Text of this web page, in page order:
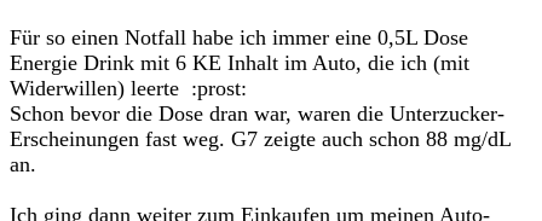
Für so einen Notfall habe ich immer eine 0,5L Dose
Energie Drink mit 6 KE Inhalt im Auto, die ich (mit
Widerwillen) leerte :prost:
Schon bevor die Dose dran war, waren die Unterzucker-
Erscheinungen fast weg. G7 zeigte auch schon 88 mg/dL
an.
Ich ging dann weiter zum Einkaufen um meinen Auto-